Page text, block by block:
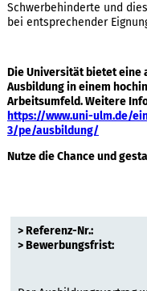
Schwerbehinderte und
bei entsprechender
Die Universität bietet eine
Ausbildung in einem
Arbeitsumfeld. Weitere
https://www.uni-ulm.de/
3/pe/ausbildung/
Nutze die Chance und
> Referenz-Nr.:
> Bewerbungs­frist: